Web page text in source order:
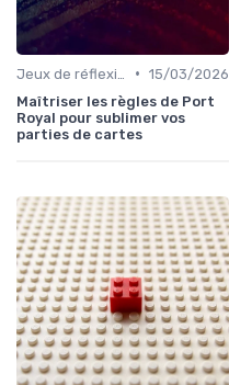
• 15/03/2026
Maîtriser les règles de Port
Royal pour sublimer vos
parties de cartes